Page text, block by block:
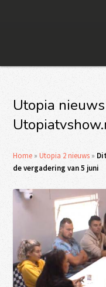
Utopia
Home »Utopia 2 nieuws »
de vergadering van 5 juni